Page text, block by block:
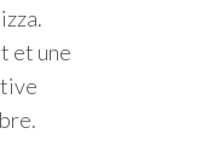
et une